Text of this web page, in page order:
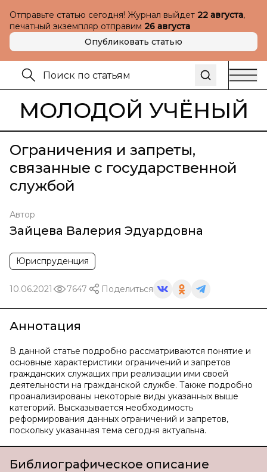
Отправьте статью сегодня! Журнал выйдет 22 августа,
печатный экземпляр отправим 26 августа
Опубликовать статью
МОЛОДОЙ УЧЁНЫЙ
Ограничения и запреты,
связанные с государственной
службой
Автор
Зайцева Валерия Эдуардовна
Юриспруденция
10.06.2021 7647 Поделиться
Аннотация
В данной статье подробно рассматриваются понятие и
основные характеристики ограничений и запретов
гражданских служащих при реализации ими своей
деятельности на гражданской службе. Также подробно
проанализированы некоторые виды указанных выше
категорий. Высказывается необходимость
реформирования данных ограничений и запретов,
поскольку указанная тема сегодня актуальна.
Библиографическое описание